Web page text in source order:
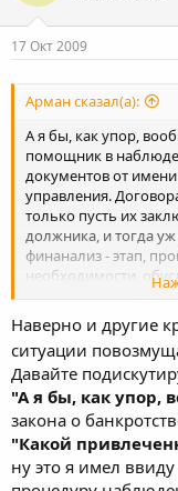
17 Окт 2009
Арман сказал(а):
А я бы, как упор,
помощник в
документов от
управления.
только пусть их
должника, и тогда
финанализ - этап,
необходимости,
поработать, а вот
Наверно и другие
ситуации
Давайте
"А я бы, как упор,
закона о
"Какой
ну это я имел